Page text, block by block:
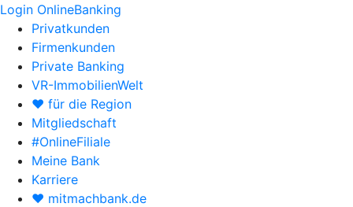
Login OnlineBanking
Privatkunden
Firmenkunden
Private Banking
VR-ImmobilienWelt
♥ für die Region
Mitgliedschaft
#OnlineFiliale
Meine Bank
Karriere
♥ mitmachbank.de